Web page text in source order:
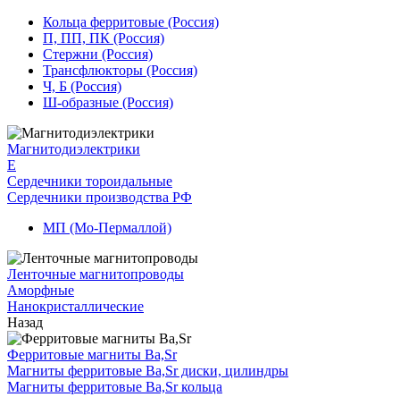
Кольца ферритовые (Россия)
П, ПП, ПК (Россия)
Стержни (Россия)
Трансфлюкторы (Россия)
Ч, Б (Россия)
Ш-образные (Россия)
Магнитодиэлектрики
E
Сердечники тороидальные
Сердечники производства РФ
МП (Мо-Пермаллой)
Ленточные магнитопроводы
Аморфные
Нанокристаллические
Назад
Ферритовые магниты Ba,Sr
Магниты ферритовые Ba,Sr диски, цилиндры
Магниты ферритовые Ba,Sr кольца